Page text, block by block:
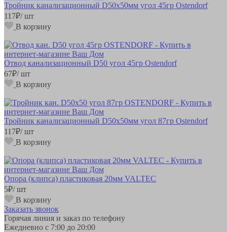
Тройник канализационный D50х50мм угол 45гр Ostendorf
117₽/ шт
В корзину
Отвод канализационный D50 угол 45гр Ostendorf
67₽/ шт
В корзину
Тройник канализационный D50х50мм угол 87гр Ostendorf
117₽/ шт
В корзину
Опора (клипса) пластиковая 20мм VALTEC
5₽/ шт
В корзину
Заказать звонок
Горячая линия и заказ по телефону
Ежедневно с 7:00 до 20:00